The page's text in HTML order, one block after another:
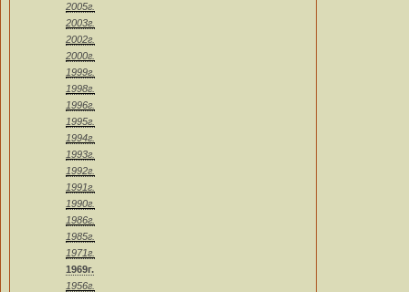
2005г.
2003г.
2002г.
2000г.
1999г.
1998г.
1996г.
1995г.
1994г.
1993г.
1992г.
1991г.
1990г.
1986г.
1985г.
1971г.
1969г.
1956г.